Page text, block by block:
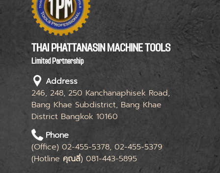
THAI PHATTANASIN MACHINE TOOLS
Limited Partnership
Address
246, 248, 250 Kanchanaphisek Road,
Bang Khae Subdistrict, Bang Khae
District Bangkok 10160
Phone
(Office) 02-455-5378, 02-455-5379
(Hotline คุณลี่) 081-443-5895